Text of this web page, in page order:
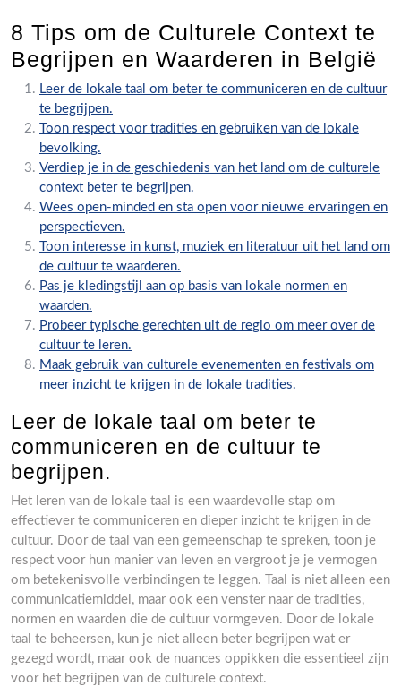
8 Tips om de Culturele Context te
Begrijpen en Waarderen in België
Leer de lokale taal om beter te communiceren en de cultuur
te begrijpen.
Toon respect voor tradities en gebruiken van de lokale
bevolking.
Verdiep je in de geschiedenis van het land om de culturele
context beter te begrijpen.
Wees open-minded en sta open voor nieuwe ervaringen en
perspectieven.
Toon interesse in kunst, muziek en literatuur uit het land om
de cultuur te waarderen.
Pas je kledingstijl aan op basis van lokale normen en
waarden.
Probeer typische gerechten uit de regio om meer over de
cultuur te leren.
Maak gebruik van culturele evenementen en festivals om
meer inzicht te krijgen in de lokale tradities.
Leer de lokale taal om beter te
communiceren en de cultuur te
begrijpen.
Het leren van de lokale taal is een waardevolle stap om
effectiever te communiceren en dieper inzicht te krijgen in de
cultuur. Door de taal van een gemeenschap te spreken, toon je
respect voor hun manier van leven en vergroot je je vermogen
om betekenisvolle verbindingen te leggen. Taal is niet alleen een
communicatiemiddel, maar ook een venster naar de tradities,
normen en waarden die de cultuur vormgeven. Door de lokale
taal te beheersen, kun je niet alleen beter begrijpen wat er
gezegd wordt, maar ook de nuances oppikken die essentieel zijn
voor het begrijpen van de culturele context.